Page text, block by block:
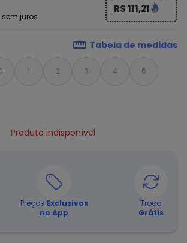
sem juros
R$ 111,21
Tabela de medidas
1 2 3 4 6
Produto indisponível
Preços Exclusivos
no App
Troca
Grátis